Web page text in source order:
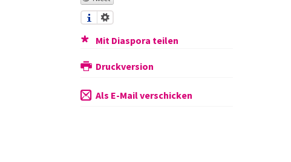
Mit Diaspora teilen
Druckversion
Als E-Mail verschicken